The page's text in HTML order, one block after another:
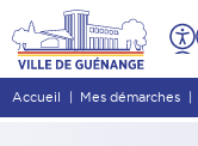
Contenu
Entête de page
Menu principal
Accueil Mes démarches